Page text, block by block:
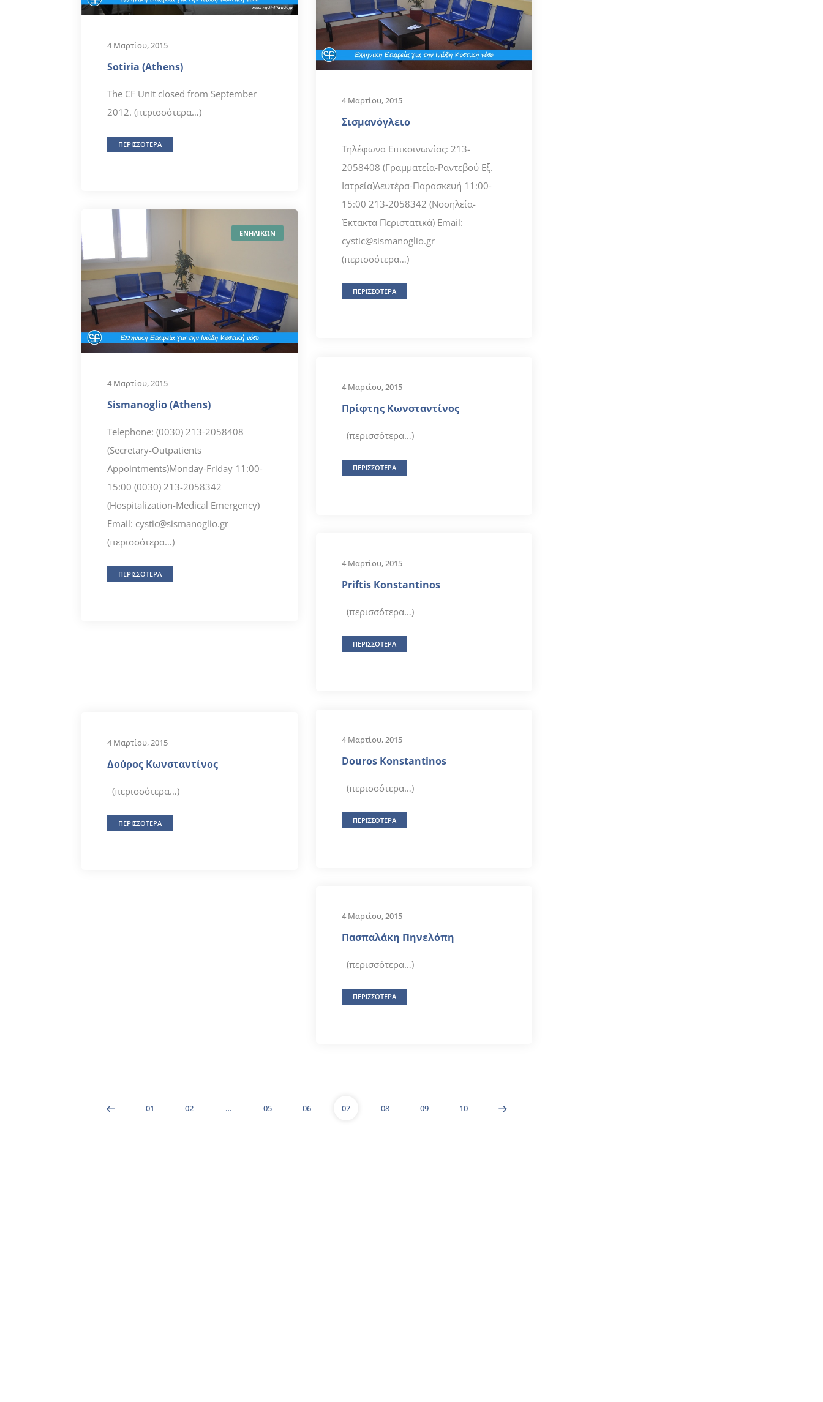
4 Μαρτίου, 2015
Sotiria (Athens)
The CF Unit closed from September
2012. (περισσότερα…)
ΠΕΡΙΣΣΟΤΕΡΑ
4 Μαρτίου, 2015
Σισμανόγλειο
Τηλέφωνα Επικοινωνίας: 213-
2058408 (Γραμματεία-Ραντεβού Εξ.
Ιατρεία)Δευτέρα-Παρασκευή 11:00-
15:00 213-2058342 (Νοσηλεία-
Έκτακτα Περιστατικά) Email:
cystic@sismanoglio.gr
(περισσότερα…)
ΠΕΡΙΣΣΟΤΕΡΑ
ΕΝΗΛΙΚΩΝ
4 Μαρτίου, 2015
Sismanoglio (Athens)
Telephone: (0030) 213-2058408
(Secretary-Outpatients
Appointments)Monday-Friday 11:00-
15:00 (0030) 213-2058342
(Hospitalization-Medical Emergency)
Email: cystic@sismanoglio.gr
(περισσότερα…)
ΠΕΡΙΣΣΟΤΕΡΑ
4 Μαρτίου, 2015
Πρίφτης Κωνσταντίνος
(περισσότερα…)
ΠΕΡΙΣΣΟΤΕΡΑ
4 Μαρτίου, 2015
Priftis Konstantinos
(περισσότερα…)
ΠΕΡΙΣΣΟΤΕΡΑ
4 Μαρτίου, 2015
Douros Konstantinos
(περισσότερα…)
ΠΕΡΙΣΣΟΤΕΡΑ
4 Μαρτίου, 2015
Δούρος Κωνσταντίνος
(περισσότερα…)
ΠΕΡΙΣΣΟΤΕΡΑ
4 Μαρτίου, 2015
Πασπαλάκη Πηνελόπη
(περισσότερα…)
ΠΕΡΙΣΣΟΤΕΡΑ
01 02 … 05 06 07 08 09 10